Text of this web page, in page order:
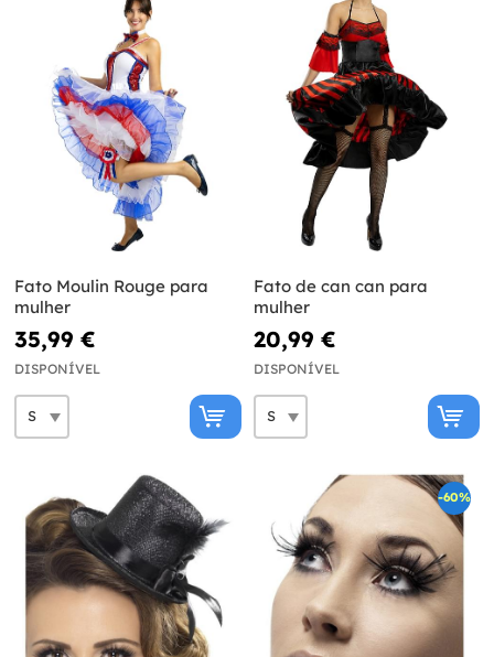
Fato Moulin Rouge para
mulher
35,99 €
DISPONÍVEL
Fato de can can para
mulher
20,99 €
DISPONÍVEL
-60%